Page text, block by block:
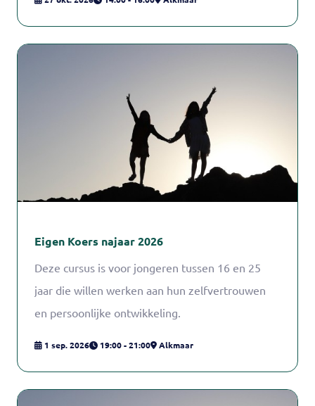
Eigen Koers najaar 2026
Deze cursus is voor jongeren tussen 16 en 25
jaar die willen werken aan hun zelfvertrouwen
en persoonlijke ontwikkeling.
1 sep. 2026 19:00 - 21:00 Alkmaar